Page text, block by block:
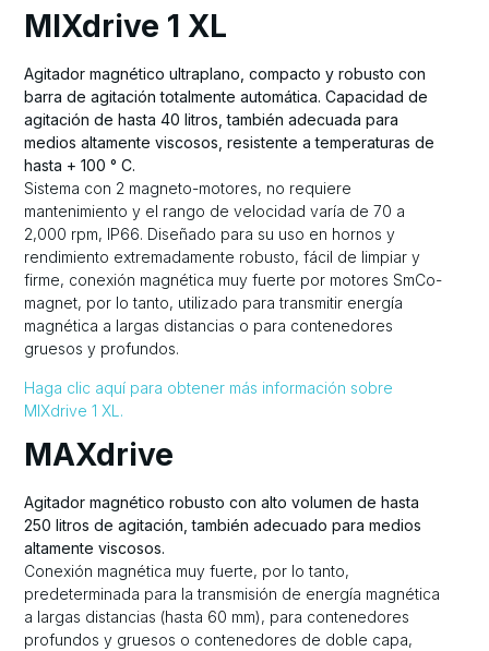
MIXdrive 1 XL
Agitador magnético ultraplano, compacto y robusto con
barra de agitación totalmente automática. Capacidad de
agitación de hasta 40 litros, también adecuada para
medios altamente viscosos, resistente a temperaturas de
hasta + 100 ° C.
Sistema con 2 magneto-motores, no requiere
mantenimiento y el rango de velocidad varía de 70 a
2,000 rpm, IP66. Diseñado para su uso en hornos y
rendimiento extremadamente robusto, fácil de limpiar y
firme, conexión magnética muy fuerte por motores SmCo-
magnet, por lo tanto, utilizado para transmitir energía
magnética a largas distancias o para contenedores
gruesos y profundos.
Haga clic aquí para obtener más información sobre
MIXdrive 1 XL.
MAXdrive
Agitador magnético robusto con alto volumen de hasta
250 litros de agitación, también adecuado para medios
altamente viscosos.
Conexión magnética muy fuerte, por lo tanto,
predeterminada para la transmisión de energía magnética
a largas distancias (hasta 60 mm), para contenedores
profundos y gruesos o contenedores de doble capa,